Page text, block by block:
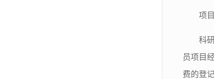
项
科
员项目
费的登